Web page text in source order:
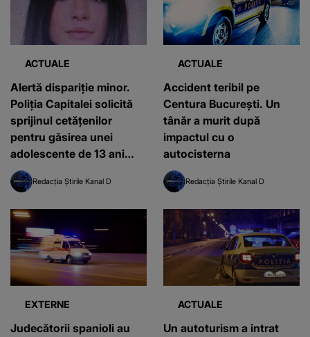
ACTUALE
Alertă dispariție minor.
Poliţia Capitalei solicită
sprijinul cetățenilor
pentru găsirea unei
adolescente de 13 ani
care a dispărut
Redacția Știrile Kanal D
ACTUALE
Accident teribil pe
Centura Bucureşti. Un
tânăr a murit după
impactul cu o
autocisterna
Redacția Știrile Kanal D
EXTERNE
Judecătorii spanioli au
ACTUALE
Un autoturism a intrat